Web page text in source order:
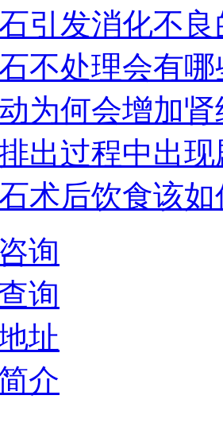
引发消化不
不处理会有
为何会增加
出过程中出
术后饮食该
询
询
址
介